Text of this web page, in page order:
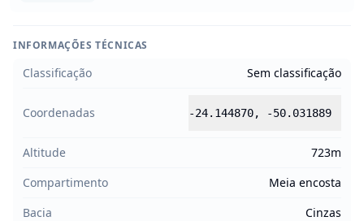
INFORMAÇÕES TÉCNICAS
Classificação Sem classificação
Coordenadas -24.144870, -50.031889
Altitude
723m
Compartimento
Meia encosta
Bacia
Cinzas